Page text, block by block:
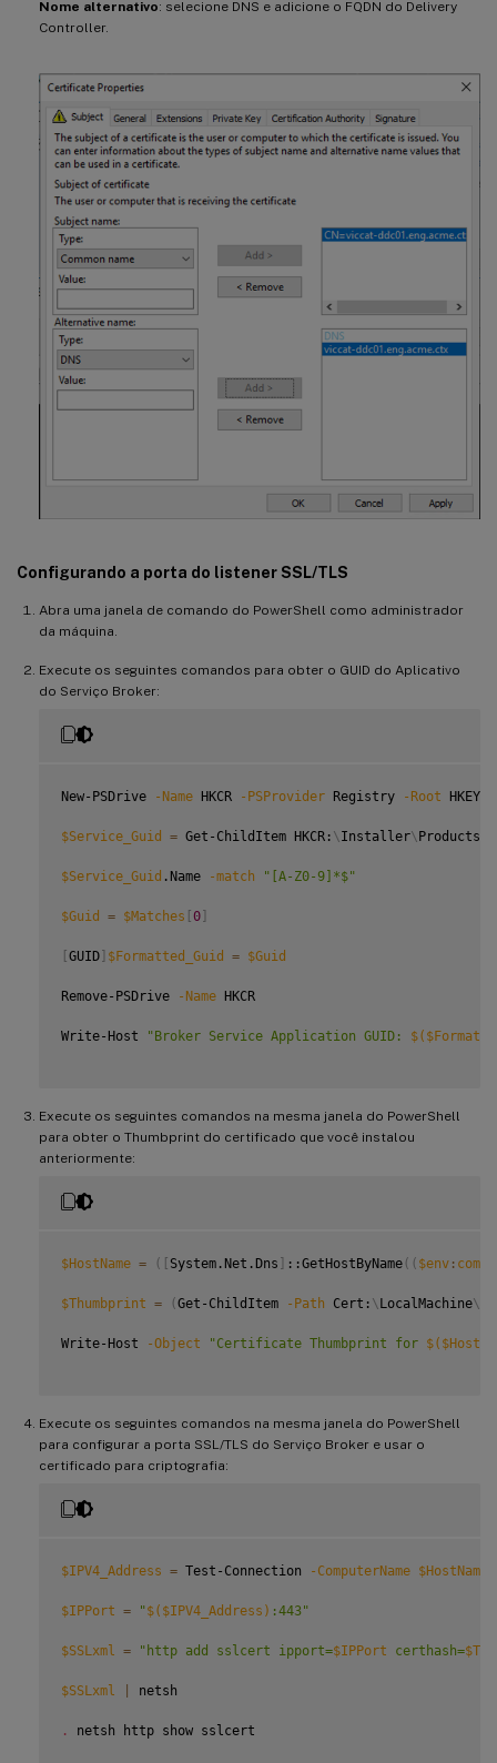
Nome alternativo: selecione DNS e adicione o FQDN do Delivery
Controller.
Configurando a porta do listener SSL/TLS
Abra uma janela de comando do PowerShell como administrador
da máquina.
Execute os seguintes comandos para obter o GUID do Aplicativo
do Serviço Broker:
New-PSDrive -Name HKCR -PSProvider Registry -Root
$Service_Guid = Get-ChildItem HKCR: \ Installer\ Products
$Service_Guid .Name -match "[A-Z0-9]*$"
$Guid = $Matches [0]
[GUID] $Formatted_Guid = $Guid
Remove-PSDrive -Name HKCR
Write-Host "Broker Service Application GUID: $(
Execute os seguintes comandos na mesma janela do PowerShell
para obter o Thumbprint do certificado que você instalou
anteriormente:
$HostName = ( [ System.Net.Dns ] ::GetHostByName (( $env :
$Thumbprint = (Get-ChildItem -Path Cert: \ LocalMachine\
Write-Host -Object "Certificate Thumbprint for $(
Execute os seguintes comandos na mesma janela do PowerShell
para configurar a porta SSL/TLS do Serviço Broker e usar o
certificado para criptografia:
$IPV4_Address = Test-Connection -ComputerName $HostName
$IPPort = "$( $IPV4_Address ) :443"
$SSLxml = "http add sslcert ipport=$IPPort certhash=
$SSLxml netsh
. netsh http show sslcert